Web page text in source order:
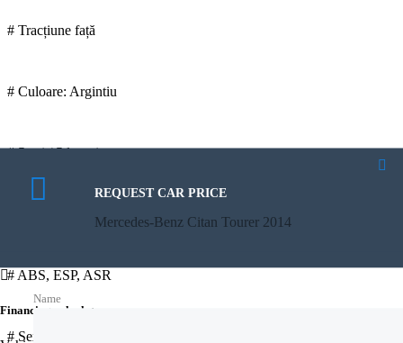
# Tracțiune față
# Culoare: Argintiu
# 5 uși / 5 locuri
# Aer condiționat
# ABS, ESP, ASR
# Senzori parcare spate
Financing calculator
REQUEST CAR PRICE
Mercedes-Benz Citan Tourer 2014
Name